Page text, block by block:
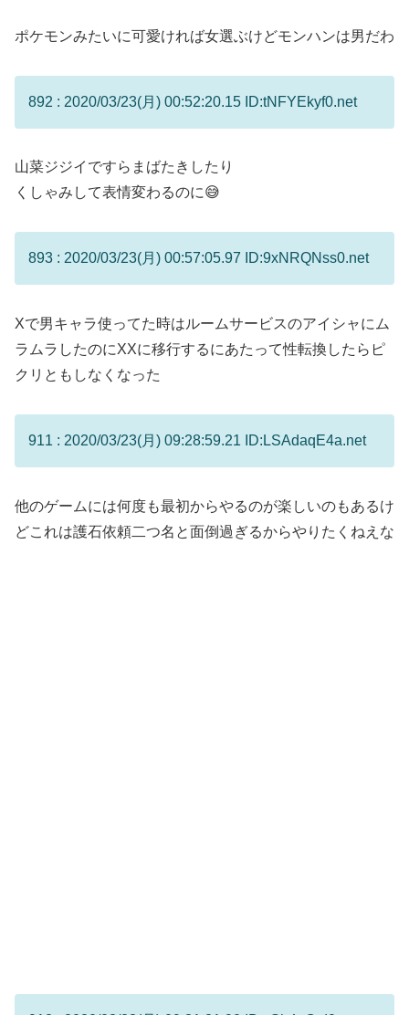
ポケモンみたいに可愛ければ女選ぶけどモンハンは男だわ
892 : 2020/03/23(月) 00:52:20.15 ID:tNFYEkyf0.net
山菜ジジイですらまばたきしたり
くしゃみして表情変わるのに😅
893 : 2020/03/23(月) 00:57:05.97 ID:9xNRQNss0.net
Xで男キャラ使ってた時はルームサービスのアイシャにム
ラムラしたのにXXに移行するにあたって性転換したらピ
クリともしなくなった
911 : 2020/03/23(月) 09:28:59.21 ID:LSAdaqE4a.net
他のゲームには何度も最初からやるのが楽しいのもあるけ
どこれは護石依頼二つ名と面倒過ぎるからやりたくねえな